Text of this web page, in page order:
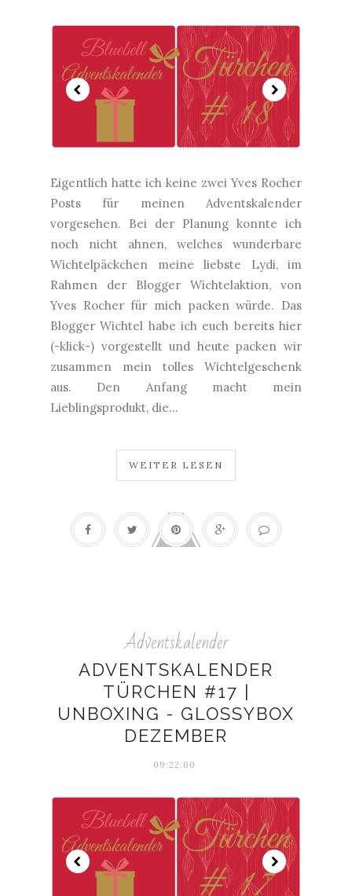
Eigentlich hatte ich keine zwei Yves Rocher
Posts für meinen Adventskalender
vorgesehen. Bei der Planung konnte ich
noch nicht ahnen, welches wunderbare
Wichtelpäckchen meine liebste Lydi, im
Rahmen der Blogger Wichtelaktion, von
Yves Rocher für mich packen würde. Das
Blogger Wichtel habe ich euch bereits hier
(-klick-) vorgestellt und heute packen wir
zusammen mein tolles Wichtelgeschenk
aus. Den Anfang macht mein
Lieblingsprodukt, die...
WEITER LESEN
Adventskalender
ADVENTSKALENDER
TÜRCHEN #17 |
UNBOXING - GLOSSYBOX
DEZEMBER
09:22:00